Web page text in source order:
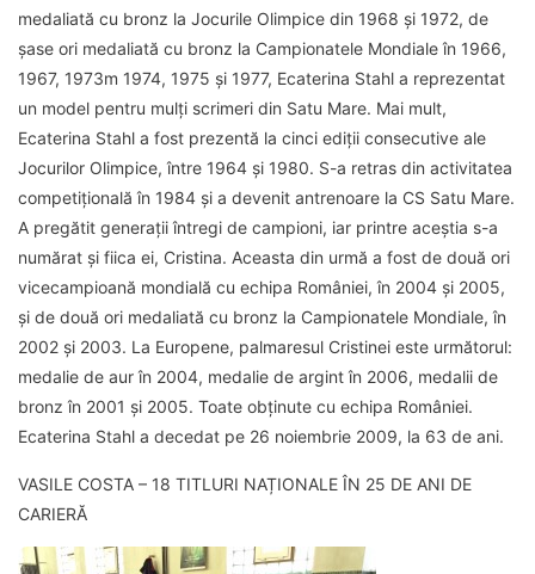
medaliată cu bronz la Jocurile Olimpice din 1968 și 1972, de
șase ori medaliată cu bronz la Campionatele Mondiale în 1966,
1967, 1973m 1974, 1975 și 1977, Ecaterina Stahl a reprezentat
un model pentru mulți scrimeri din Satu Mare. Mai mult,
Ecaterina Stahl a fost prezentă la cinci ediții consecutive ale
Jocurilor Olimpice, între 1964 și 1980. S-a retras din activitatea
competițională în 1984 și a devenit antrenoare la CS Satu Mare.
A pregătit generații întregi de campioni, iar printre aceștia s-a
numărat și fiica ei, Cristina. Aceasta din urmă a fost de două ori
vicecampioană mondială cu echipa României, în 2004 și 2005,
și de două ori medaliată cu bronz la Campionatele Mondiale, în
2002 și 2003. La Europene, palmaresul Cristinei este următorul:
medalie de aur în 2004, medalie de argint în 2006, medalii de
bronz în 2001 și 2005. Toate obținute cu echipa României.
Ecaterina Stahl a decedat pe 26 noiembrie 2009, la 63 de ani.
VASILE COSTA – 18 TITLURI NAȚIONALE ÎN 25 DE ANI DE
CARIERĂ